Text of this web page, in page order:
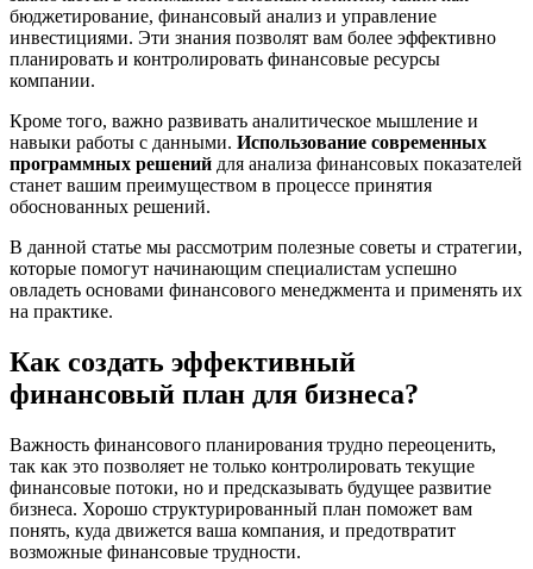
бюджетирование, финансовый анализ и управление
инвестициями. Эти знания позволят вам более эффективно
планировать и контролировать финансовые ресурсы
компании.
Кроме того, важно развивать аналитическое мышление и
навыки работы с данными. Использование современных
программных решений для анализа финансовых показателей
станет вашим преимуществом в процессе принятия
обоснованных решений.
В данной статье мы рассмотрим полезные советы и стратегии,
которые помогут начинающим специалистам успешно
овладеть основами финансового менеджмента и применять их
на практике.
Как создать эффективный
финансовый план для бизнеса?
Важность финансового планирования трудно переоценить,
так как это позволяет не только контролировать текущие
финансовые потоки, но и предсказывать будущее развитие
бизнеса. Хорошо структурированный план поможет вам
понять, куда движется ваша компания, и предотвратит
возможные финансовые трудности.